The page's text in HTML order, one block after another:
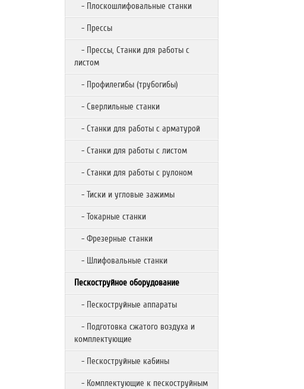
- Плоскошлифовальные станки
- Прессы
- Прессы, Станки для работы с
листом
- Профилегибы (трубогибы)
- Сверлильные станки
- Станки для работы с арматурой
- Станки для работы с листом
- Станки для работы с рулоном
- Тиски и угловые зажимы
- Токарные станки
- Фрезерные станки
- Шлифовальные станки
Пескоструйное оборудование
- Пескоструйные аппараты
- Подготовка сжатого воздуха и
комплектующие
- Пескоструйные кабины
- Комплектующие к пескоструйным